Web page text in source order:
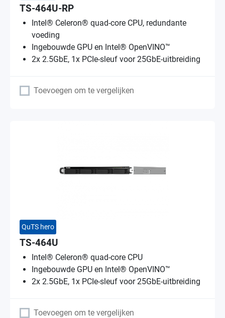
TS-464U-RP
Intel® Celeron® quad-core CPU, redundante
voeding
Ingebouwde GPU en Intel® OpenVINO™
2x 2.5GbE, 1x PCIe-sleuf voor 25GbE-uitbreiding
Toevoegen om te vergelijken
QuTS hero
TS-464U
Intel® Celeron® quad-core CPU
Ingebouwde GPU en Intel® OpenVINO™
2x 2.5GbE, 1x PCIe-sleuf voor 25GbE-uitbreiding
Toevoegen om te vergelijken